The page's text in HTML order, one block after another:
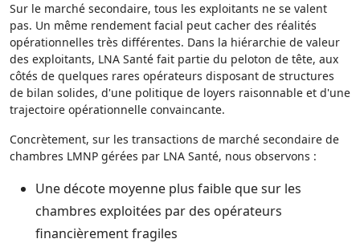
Sur le marché secondaire, tous les exploitants ne se valent
pas. Un même rendement facial peut cacher des réalités
opérationnelles très différentes. Dans la hiérarchie de valeur
des exploitants, LNA Santé fait partie du peloton de tête, aux
côtés de quelques rares opérateurs disposant de structures
de bilan solides, d'une politique de loyers raisonnable et d'une
trajectoire opérationnelle convaincante.
Concrètement, sur les transactions de marché secondaire de
chambres LMNP gérées par LNA Santé, nous observons :
Une décote moyenne plus faible que sur les
chambres exploitées par des opérateurs
financièrement fragiles